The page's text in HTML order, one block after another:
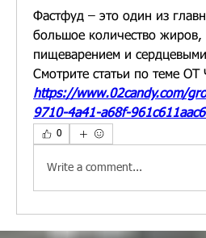
Фастфуд – это один из
большое количество
пищеварением и
Смотрите статьи по теме
https://www.02candy.com/
9710-4a41-a68f-
0
Write a comment...